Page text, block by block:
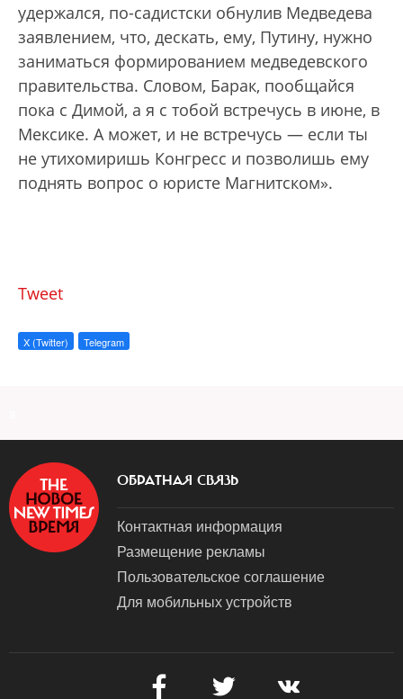
удержался, по-садистски обнулив Медведева
заявлением, что, дескать, ему, Путину, нужно
заниматься формированием медведевского
правительства. Словом, Барак, пообщайся
пока с Димой, а я с тобой встречусь в июне, в
Мексике. А может, и не встречусь — если ты
не утихомиришь Конгресс и позволишь ему
поднять вопрос о юристе Магнитском».
Tweet
X (Twitter) Telegram
ОБРАТНАЯ СВЯЗЬ
Контактная информация
Размещение рекламы
Пользовательское соглашение
Для мобильных устройств